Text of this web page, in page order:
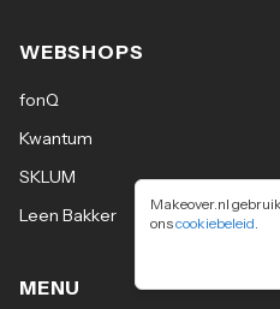
Makeover.nl
onscookiebeleid.
WEBSHOPS
fonQ
Kwantum
SKLUM
Leen Bakker
MENU